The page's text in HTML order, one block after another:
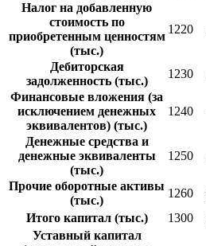
Налог на добавленную
стоимость по
приобретенным ценностям
(тыс.)
1220
Дебиторская
задолженность (тыс.)
1230
Финансовые вложения (за
исключением денежных
эквивалентов) (тыс.)
1240
Денежные средства и
денежные эквиваленты
(тыс.)
1250
Прочие оборотные активы
(тыс.)
1260
Итого капитал (тыс.) 1300
Уставный капитал